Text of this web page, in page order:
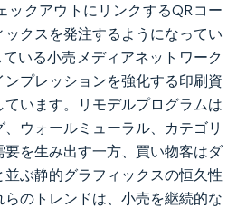
ックアウトにリンクするQRコー
ックスを発注するようになってい
いる小売メディアネットワーク
プレッションを強化する印刷資
います。リモデルプログラムは
ウォールミューラル、カテゴリ
を生み出す一方、買い物客はダ
ぶ静的グラフィックスの恒久性
のトレンドは、小売を継続的な